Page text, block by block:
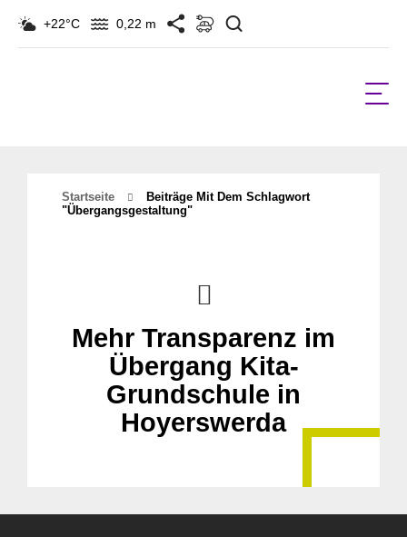
+22°C 0,22 m
Startseite
Beiträge Mit Dem Schlagwort
"Übergangsgestaltung"
Mehr Transparenz im
Übergang Kita-
Grundschule in
Hoyerswerda